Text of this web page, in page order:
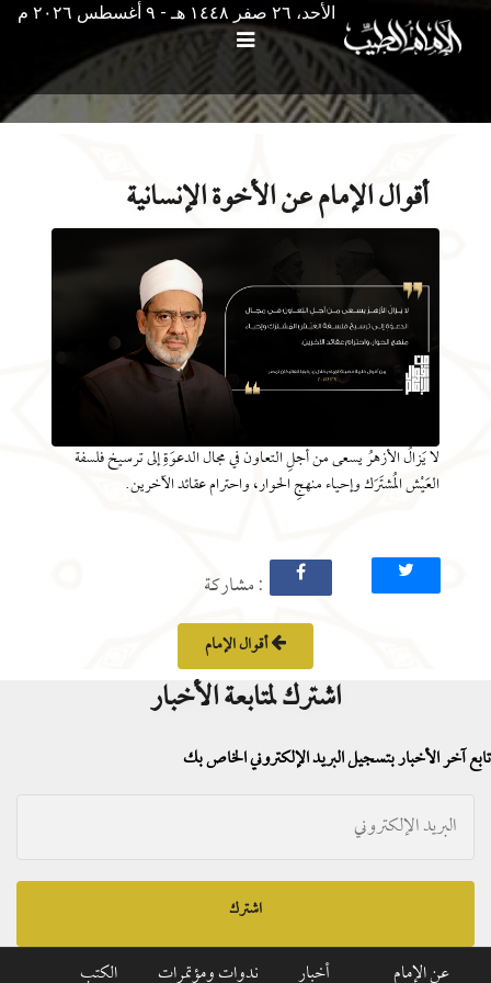
الأحد، ٢٦ صفر ١٤٤٨ هـ - ۹ أغسطس ۲۰۲٦ م
أقوال الإمام عن الأخوة الإنسانية
لا يَزالُ الأزهرُ يسعى من أجلِ التعاون في مجال الدعوَةِ إلى ترسيخ فلسفة
العَيْش المُشتَرَك وإحياء منهجِ الحوار، واحترام عقائد الآخرين.
: مشاركة
أقوال الإمام
اشترك لمتابعة الأخبار
تابع آخر الأخبار بتسجيل البريد الإلكتروني الخاص بك
اشترك
عن الإمام أخبار ندوات ومؤتمرات الكتب